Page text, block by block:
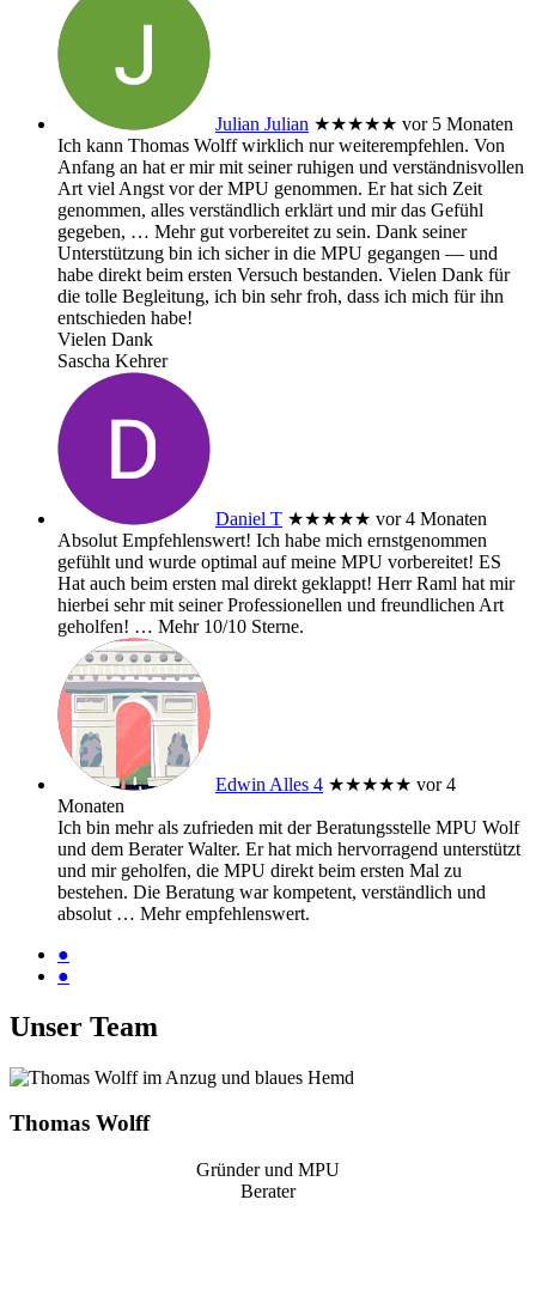
Julian Julian ★★★★★ vor 5 Monaten
Ich kann Thomas Wolff wirklich nur weiterempfehlen. Von
Anfang an hat er mir mit seiner ruhigen und verständnisvollen
Art viel Angst vor der MPU genommen. Er hat sich Zeit
genommen, alles verständlich erklärt und mir das Gefühl
gegeben, … Mehrgut vorbereitet zu sein. Dank seiner
Unterstützung bin ich sicher in die MPU gegangen — und
habe direkt beim ersten Versuch bestanden. Vielen Dank für
die tolle Begleitung, ich bin sehr froh, dass ich mich für ihn
entschieden habe!
Vielen Dank
Sascha Kehrer
Daniel T ★★★★★ vor 4 Monaten
Absolut Empfehlenswert! Ich habe mich ernstgenommen
gefühlt und wurde optimal auf meine MPU vorbereitet! ES
Hat auch beim ersten mal direkt geklappt! Herr Raml hat mir
hierbei sehr mit seiner Professionellen und freundlichen Art
geholfen! … Mehr10/10 Sterne.
Edwin Alles 4 ★★★★★ vor 4
Monaten
Ich bin mehr als zufrieden mit der Beratungsstelle MPU Wolf
und dem Berater Walter. Er hat mich hervorragend unterstützt
und mir geholfen, die MPU direkt beim ersten Mal zu
bestehen. Die Beratung war kompetent, verständlich und
absolut … Mehrempfehlenswert.
●
●
Unser Team
Thomas Wolff
Gründer und MPU
Berater